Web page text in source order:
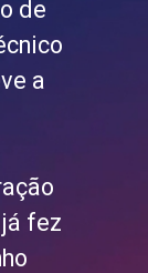
de
a
fez